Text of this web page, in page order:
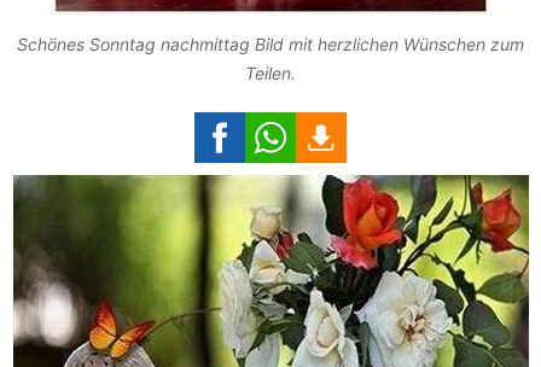
Schönes Sonntag nachmittag Bild mit herzlichen Wünschen zum
Teilen.